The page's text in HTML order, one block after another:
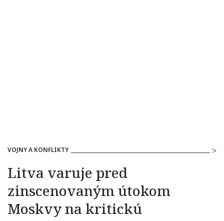
VOJNY A KONFLIKTY
Litva varuje pred
zinscenovaným útokom
Moskvy na kritickú